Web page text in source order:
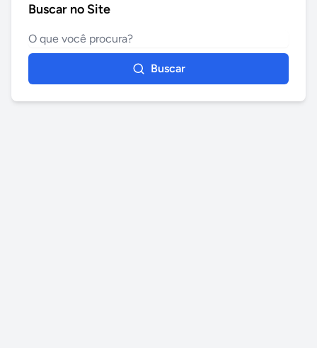
Buscar no Site
Buscar